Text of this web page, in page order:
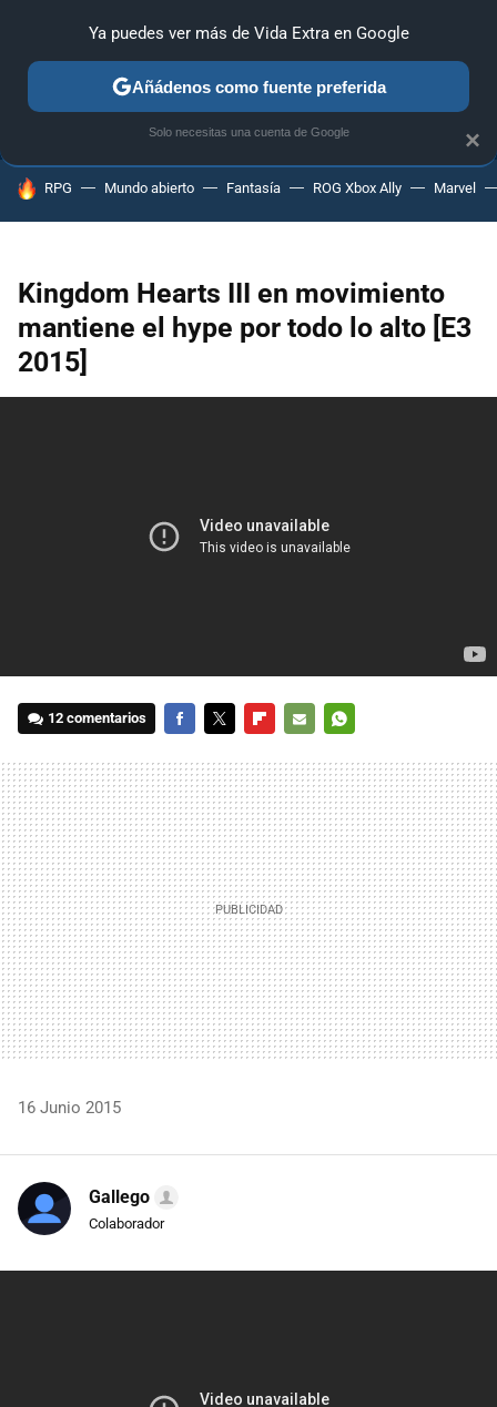
ANÁLISIS GUÍAS Y TRUCOS PC SONY NINTENDO
HOY SE HABLA DE
RPG Mundo abierto Fantasía ROG Xbox Ally Marvel
Kingdom Hearts III en movimiento
mantiene el hype por todo lo alto [E3
2015]
12 comentarios
MAIL
16 Junio 2015
Gallego
Colaborador
×
Ya puedes ver más de Vida Extra en Google
Añádenos como fuente preferida
Solo necesitas una cuenta de Google